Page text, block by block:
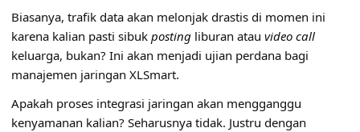
Biasanya, trafik data akan melonjak drastis di momen ini
karena kalian pasti sibuk posting liburan atau video call
keluarga, bukan? Ini akan menjadi ujian perdana bagi
manajemen jaringan XLSmart.
Apakah proses integrasi jaringan akan mengganggu
kenyamanan kalian? Seharusnya tidak. Justru dengan